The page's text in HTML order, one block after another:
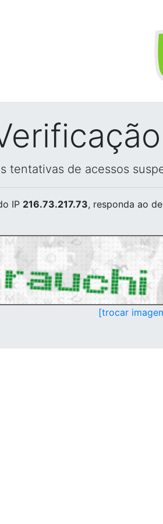
tentativas de acessos
IP 216.73.217.73, responda ao
[trocar